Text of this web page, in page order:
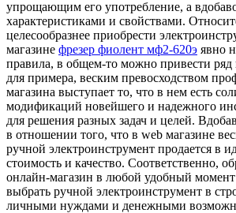
упрощающим его употребление, а
характеристиками и свойствами.
целесообразнее приобрести
магазине фрезер фиолент мф2-620э явно
правила, в общем-то можно привести
для примера, веским превосходством
магазина выступает то, что в нем есть
модификаций новейшего и надежного
для решения разных задач и целей.
в отношении того, что в web магазине
ручной электроинструмент продается в
стоимость и качество. Соответственно,
онлайн-магазин в любой удобный момент
выбрать ручной электроинструмент в
личными нуждами и денежными